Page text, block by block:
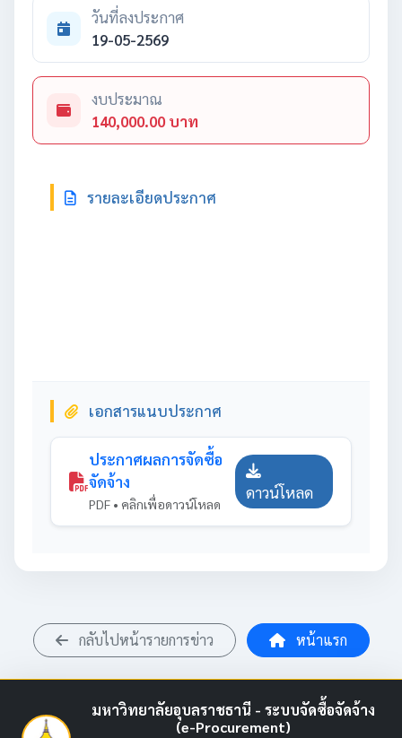
วันที่ลงประกาศ
19-05-2569
งบประมาณ
140,000.00 บาท
รายละเอียดประกาศ
เอกสารแนบประกาศ
ประกาศผลการจัดซื้อ
จัดจ้าง
PDF • คลิกเพื่อดาวน์โหลด
ดาวน์โหลด
กลับไปหน้ารายการข่าว หน้าแรก
มหาวิทยาลัยอุบลราชธานี - ระบบจัดซื้อจัดจ้าง
(e-Procurement)